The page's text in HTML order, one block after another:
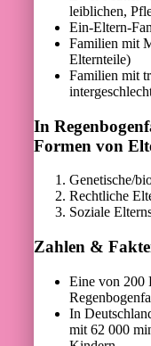
leiblichen,
Ein-Eltern-
Familien mit
Elternteile)
Familien mit
In
Formen von
Genetische/
Rechtliche
Soziale
Zahlen &
Eine von 200
In
mit 62 000